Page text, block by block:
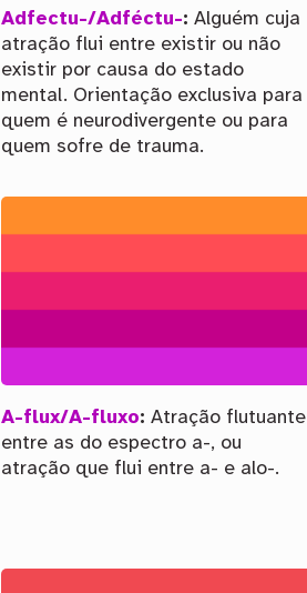
Adfectu-/Adféctu-: Alguém cuja
atração flui entre existir ou não
existir por causa do estado
mental. Orientação exclusiva para
quem é neurodivergente ou para
quem sofre de trauma.
A-flux/A-fluxo: Atração flutuante
entre as do espectro a-, ou
atração que flui entre a- e alo-.